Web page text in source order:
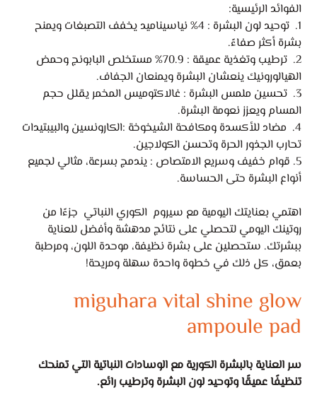
الفوائد الرئيسية:
1. توحيد لون البشرة : 4% نياسيناميد يخفف التصبغات ويمنح
بشرة أكثر صفاءً.
2. ترطيب وتغذية عميقة : 70.9% مستخلص البابونج وحمض
الهيالورونيك ينعشان البشرة ويمنعان الجفاف.
3. تحسين ملمس البشرة : غالاكتوميس المخمر يقلل حجم
المسام ويعزز نعومة البشرة.
4. مضاد للأكسدة ومكافحة الشيخوخة :الكارونسين والبيبتيدات
تحارب الجذور الحرة وتحسن الكولاجين.
5. قوام خفيف وسريع الامتصاص : يندمج بسرعة، مثالي لجميع
أنواع البشرة حتى الحساسة.
اهتمي بعنايتك اليومية مع سيروم الكوري النباتي جزءًا من
روتينك اليومي لتحصلي على نتائج مدهشة وأفضل للعناية
ببشرتك. ستحصلين على بشرة نظيفة، موحدة اللون، ومرطبة
بعمق، كل ذلك في خطوة واحدة سهلة ومريحة!
miguhara vital shine glow
ampoule pad
سر العناية بالبشرة الكورية مع الوسادات النباتية التي تمنحك
تنظيفًا عميقًا وتوحيد لون البشرة وترطيب رائع.